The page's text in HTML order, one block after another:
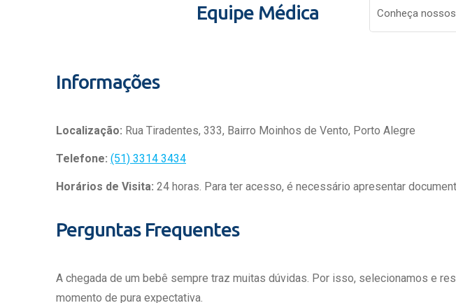
Equipe Médica Conheça
Informações
Localização: Rua Tiradentes, 333, Bairro Moinhos de Vento, Porto Alegre
Telefone: (51) 3314 3434
Horários de Visita: 24 horas. Para ter acesso, é necessário apresentar
Perguntas Frequentes
A chegada de um bebê sempre traz muitas dúvidas. Por isso, selecionamos e
momento de pura expectativa.